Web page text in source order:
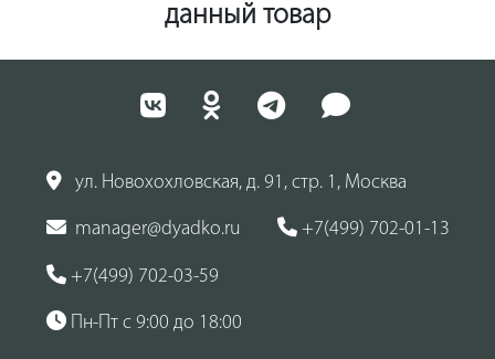
данный товар
ул. Новохохловская, д. 91, стр. 1, Москва
manager@dyadko.ru +7(499) 702-01-13
+7(499) 702-03-59
Пн-Пт с 9:00 до 18:00